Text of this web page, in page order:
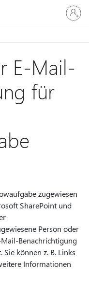
Bei
Ihrem
Konto
E-Mail-
für
zugewiesen
SharePoint und
Person oder
Benachrichtigung
können z. B. Links
Informationen